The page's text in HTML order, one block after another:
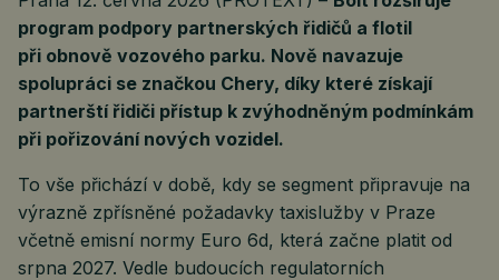
program podpory partnerských řidičů a flotil
při obnově vozového parku. Nově navazuje
spolupráci se značkou Chery, díky které získají
partnerští řidiči přístup k zvýhodněným podmínkám
při pořizování nových vozidel.
To vše přichází v době, kdy se segment připravuje na
výrazně zpřísněné požadavky taxislužby v Praze
včetně emisní normy Euro 6d, která začne platit od
srpna 2027. Vedle budoucích regulatorních